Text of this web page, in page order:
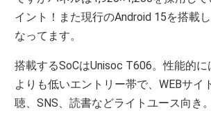
イント！また現行のAndroid 15を搭載
なってます。
搭載するSoCはUnisoc T606。性能的に
よりも低いエントリー帯で、WEBサイ
聴、SNS、読書などライトユース向き